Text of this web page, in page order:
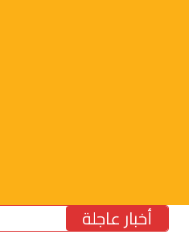
أخبار عاجلة